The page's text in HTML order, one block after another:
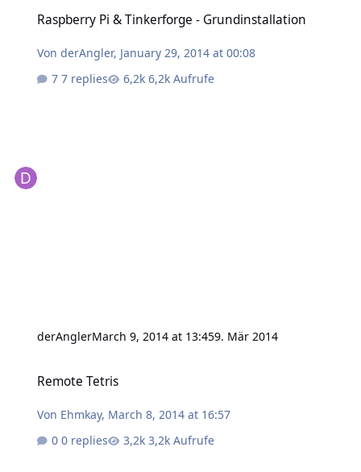
Raspberry Pi & Tinkerforge - Grundinstallation
VonderAngler, January 29, 2014 at 00:08
7 replies
6,2k Aufrufe
derAnglerMarch 9, 2014 at 13:459. Mär 2014
Remote Tetris
Von Ehmkay, March 8, 2014 at 16:57
0 replies
3,2k Aufrufe